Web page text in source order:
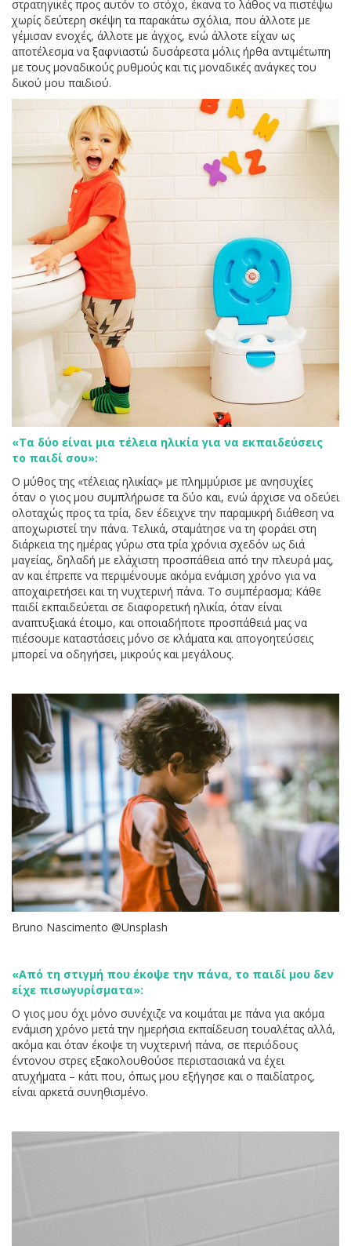
στρατηγικές προς αυτόν το στόχο, έκανα το λάθος να πιστέψω
χωρίς δεύτερη σκέψη τα παρακάτω σχόλια, που άλλοτε με
γέμισαν ενοχές, άλλοτε με άγχος, ενώ άλλοτε είχαν ως
αποτέλεσμα να ξαφνιαστώ δυσάρεστα μόλις ήρθα αντιμέτωπη
με τους μοναδικούς ρυθμούς και τις μοναδικές ανάγκες του
δικού μου παιδιού.
«Τα δύο είναι μια τέλεια ηλικία για να εκπαιδεύσεις
το παιδί σου»:
Ο μύθος της «τέλειας ηλικίας» με πλημμύρισε με ανησυχίες
όταν ο γιος μου συμπλήρωσε τα δύο και, ενώ άρχισε να οδεύει
ολοταχώς προς τα τρία, δεν έδειχνε την παραμικρή διάθεση να
αποχωριστεί την πάνα. Τελικά, σταμάτησε να τη φοράει στη
διάρκεια της ημέρας γύρω στα τρία χρόνια σχεδόν ως διά
μαγείας, δηλαδή με ελάχιστη προσπάθεια από την πλευρά μας,
αν και έπρεπε να περιμένουμε ακόμα ενάμιση χρόνο για να
αποχαιρετήσει και τη νυχτερινή πάνα. Το συμπέρασμα; Κάθε
παιδί εκπαιδεύεται σε διαφορετική ηλικία, όταν είναι
αναπτυξιακά έτοιμο, και οποιαδήποτε προσπάθειά μας να
πιέσουμε καταστάσεις μόνο σε κλάματα και απογοητεύσεις
μπορεί να οδηγήσει, μικρούς και μεγάλους.
Bruno Nascimento @Unsplash
«Από τη στιγμή που έκοψε την πάνα, το παιδί μου δεν
είχε πισωγυρίσματα»:
Ο γιος μου όχι μόνο συνέχιζε να κοιμάται με πάνα για ακόμα
ενάμιση χρόνο μετά την ημερήσια εκπαίδευση τουαλέτας αλλά,
ακόμα και όταν έκοψε τη νυχτερινή πάνα, σε περιόδους
έντονου στρες εξακολουθούσε περιστασιακά να έχει
ατυχήματα – κάτι που, όπως μου εξήγησε και ο παιδίατρος,
είναι αρκετά συνηθισμένο.